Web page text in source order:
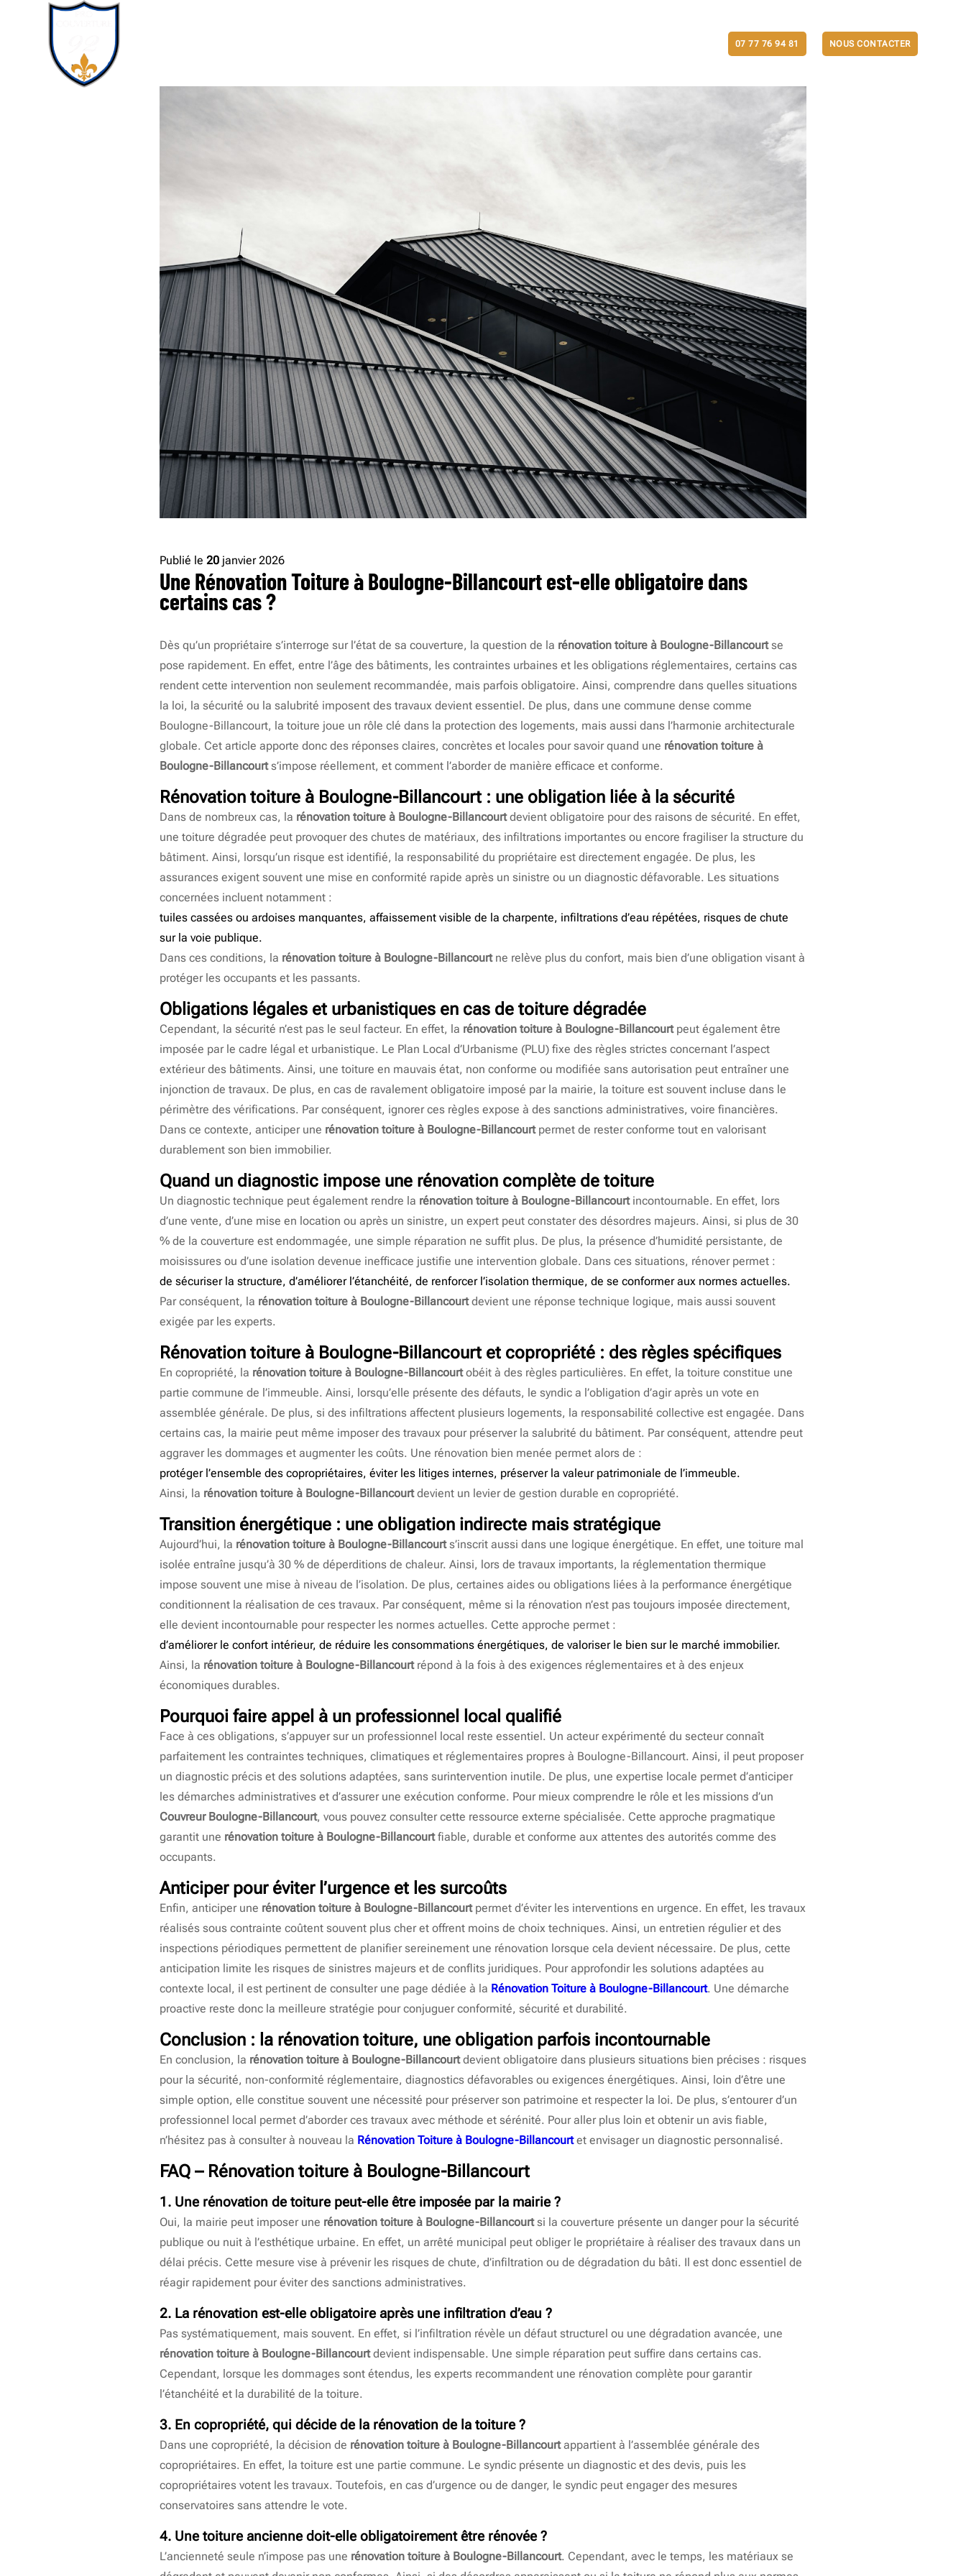
07 77 76 94 81 NOUS CONTACTER
Publié le 20 janvier 2026
Une Rénovation Toiture à Boulogne-Billancourt est-elle obligatoire dans
certains cas ?
Dès qu’un propriétaire s’interroge sur l’état de sa couverture, la question de la rénovation toiture à Boulogne-Billancourtse
pose rapidement. En effet, entre l’âge des bâtiments, les contraintes urbaines et les obligations réglementaires, certains cas
rendent cette intervention non seulement recommandée, mais parfois obligatoire. Ainsi, comprendre dans quelles situations
la loi, la sécurité ou la salubrité imposent des travaux devient essentiel. De plus, dans une commune dense comme
Boulogne-Billancourt, la toiture joue un rôle clé dans la protection des logements, mais aussi dans l’harmonie architecturale
globale. Cet article apporte donc des réponses claires, concrètes et locales pour savoir quand une rénovation toiture à
Boulogne-Billancourts’impose réellement, et comment l’aborder de manière efficace et conforme.
Rénovation toiture à Boulogne-Billancourt : une obligation liée à la sécurité
Dans de nombreux cas, la rénovation toiture à Boulogne-Billancourtdevient obligatoire pour des raisons de sécurité. En effet,
une toiture dégradée peut provoquer des chutes de matériaux, des infiltrations importantes ou encore fragiliser la structure du
bâtiment. Ainsi, lorsqu’un risque est identifié, la responsabilité du propriétaire est directement engagée. De plus, les
assurances exigent souvent une mise en conformité rapide après un sinistre ou un diagnostic défavorable. Les situations
concernées incluent notamment :
tuiles cassées ou ardoises manquantes, affaissement visible de la charpente, infiltrations d’eau répétées, risques de chute
sur la voie publique.
Dans ces conditions, la rénovation toiture à Boulogne-Billancourtne relève plus du confort, mais bien d’une obligation visant à
protéger les occupants et les passants.
Obligations légales et urbanistiques en cas de toiture dégradée
Cependant, la sécurité n’est pas le seul facteur. En effet, la rénovation toiture à Boulogne-Billancourtpeut également être
imposée par le cadre légal et urbanistique. Le Plan Local d’Urbanisme (PLU) fixe des règles strictes concernant l’aspect
extérieur des bâtiments. Ainsi, une toiture en mauvais état, non conforme ou modifiée sans autorisation peut entraîner une
injonction de travaux. De plus, en cas de ravalement obligatoire imposé par la mairie, la toiture est souvent incluse dans le
périmètre des vérifications. Par conséquent, ignorer ces règles expose à des sanctions administratives, voire financières.
Dans ce contexte, anticiper une rénovation toiture à Boulogne-Billancourtpermet de rester conforme tout en valorisant
durablement son bien immobilier.
Quand un diagnostic impose une rénovation complète de toiture
Un diagnostic technique peut également rendre la rénovation toiture à Boulogne-Billancourtincontournable. En effet, lors
d’une vente, d’une mise en location ou après un sinistre, un expert peut constater des désordres majeurs. Ainsi, si plus de 30
% de la couverture est endommagée, une simple réparation ne suffit plus. De plus, la présence d’humidité persistante, de
moisissures ou d’une isolation devenue inefficace justifie une intervention globale. Dans ces situations, rénover permet :
de sécuriser la structure, d’améliorer l’étanchéité, de renforcer l’isolation thermique, de se conformer aux normes actuelles.
Par conséquent, la rénovation toiture à Boulogne-Billancourtdevient une réponse technique logique, mais aussi souvent
exigée par les experts.
Rénovation toiture à Boulogne-Billancourt et copropriété : des règles spécifiques
En copropriété, la rénovation toiture à Boulogne-Billancourtobéit à des règles particulières. En effet, la toiture constitue une
partie commune de l’immeuble. Ainsi, lorsqu’elle présente des défauts, le syndic a l’obligation d’agir après un vote en
assemblée générale. De plus, si des infiltrations affectent plusieurs logements, la responsabilité collective est engagée. Dans
certains cas, la mairie peut même imposer des travaux pour préserver la salubrité du bâtiment. Par conséquent, attendre peut
aggraver les dommages et augmenter les coûts. Une rénovation bien menée permet alors de :
protéger l’ensemble des copropriétaires, éviter les litiges internes, préserver la valeur patrimoniale de l’immeuble.
Ainsi, la rénovation toiture à Boulogne-Billancourtdevient un levier de gestion durable en copropriété.
Transition énergétique : une obligation indirecte mais stratégique
Aujourd’hui, la rénovation toiture à Boulogne-Billancourts’inscrit aussi dans une logique énergétique. En effet, une toiture mal
isolée entraîne jusqu’à 30 % de déperditions de chaleur. Ainsi, lors de travaux importants, la réglementation thermique
impose souvent une mise à niveau de l’isolation. De plus, certaines aides ou obligations liées à la performance énergétique
conditionnent la réalisation de ces travaux. Par conséquent, même si la rénovation n’est pas toujours imposée directement,
elle devient incontournable pour respecter les normes actuelles. Cette approche permet :
d’améliorer le confort intérieur, de réduire les consommations énergétiques, de valoriser le bien sur le marché immobilier.
Ainsi, la rénovation toiture à Boulogne-Billancourtrépond à la fois à des exigences réglementaires et à des enjeux
économiques durables.
Pourquoi faire appel à un professionnel local qualifié
Face à ces obligations, s’appuyer sur un professionnel local reste essentiel. Un acteur expérimenté du secteur connaît
parfaitement les contraintes techniques, climatiques et réglementaires propres à Boulogne-Billancourt. Ainsi, il peut proposer
un diagnostic précis et des solutions adaptées, sans surintervention inutile. De plus, une expertise locale permet d’anticiper
les démarches administratives et d’assurer une exécution conforme. Pour mieux comprendre le rôle et les missions d’un
Couvreur Boulogne-Billancourt, vous pouvez consulter cette ressource externe spécialisée. Cette approche pragmatique
garantit une rénovation toiture à Boulogne-Billancourtfiable, durable et conforme aux attentes des autorités comme des
occupants.
Anticiper pour éviter l’urgence et les surcoûts
Enfin, anticiper une rénovation toiture à Boulogne-Billancourtpermet d’éviter les interventions en urgence. En effet, les travaux
réalisés sous contrainte coûtent souvent plus cher et offrent moins de choix techniques. Ainsi, un entretien régulier et des
inspections périodiques permettent de planifier sereinement une rénovation lorsque cela devient nécessaire. De plus, cette
anticipation limite les risques de sinistres majeurs et de conflits juridiques. Pour approfondir les solutions adaptées au
contexte local, il est pertinent de consulter une page dédiée à la Rénovation Toiture à Boulogne-Billancourt. Une démarche
proactive reste donc la meilleure stratégie pour conjuguer conformité, sécurité et durabilité.
Conclusion : la rénovation toiture, une obligation parfois incontournable
En conclusion, la rénovation toiture à Boulogne-Billancourtdevient obligatoire dans plusieurs situations bien précises : risques
pour la sécurité, non-conformité réglementaire, diagnostics défavorables ou exigences énergétiques. Ainsi, loin d’être une
simple option, elle constitue souvent une nécessité pour préserver son patrimoine et respecter la loi. De plus, s’entourer d’un
professionnel local permet d’aborder ces travaux avec méthode et sérénité. Pour aller plus loin et obtenir un avis fiable,
n’hésitez pas à consulter à nouveau la Rénovation Toiture à Boulogne-Billancourtet envisager un diagnostic personnalisé.
FAQ – Rénovation toiture à Boulogne-Billancourt
1. Une rénovation de toiture peut-elle être imposée par la mairie ?
Oui, la mairie peut imposer une rénovation toiture à Boulogne-Billancourtsi la couverture présente un danger pour la sécurité
publique ou nuit à l’esthétique urbaine. En effet, un arrêté municipal peut obliger le propriétaire à réaliser des travaux dans un
délai précis. Cette mesure vise à prévenir les risques de chute, d’infiltration ou de dégradation du bâti. Il est donc essentiel de
réagir rapidement pour éviter des sanctions administratives.
2. La rénovation est-elle obligatoire après une infiltration d’eau ?
Pas systématiquement, mais souvent. En effet, si l’infiltration révèle un défaut structurel ou une dégradation avancée, une
rénovation toiture à Boulogne-Billancourtdevient indispensable. Une simple réparation peut suffire dans certains cas.
Cependant, lorsque les dommages sont étendus, les experts recommandent une rénovation complète pour garantir
l’étanchéité et la durabilité de la toiture.
3. En copropriété, qui décide de la rénovation de la toiture ?
Dans une copropriété, la décision de rénovation toiture à Boulogne-Billancourtappartient à l’assemblée générale des
copropriétaires. En effet, la toiture est une partie commune. Le syndic présente un diagnostic et des devis, puis les
copropriétaires votent les travaux. Toutefois, en cas d’urgence ou de danger, le syndic peut engager des mesures
conservatoires sans attendre le vote.
4. Une toiture ancienne doit-elle obligatoirement être rénovée ?
L’ancienneté seule n’impose pas une rénovation toiture à Boulogne-Billancourt. Cependant, avec le temps, les matériaux se